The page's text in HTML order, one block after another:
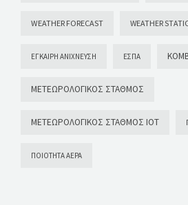
WEATHER FORECAST WEATHER
ΈΓΚΑΙΡΗ ΑΝΊΧΝΕΥΣΗ ΕΣΠΑ
ΜΕΤΕΩΡΟΛΟΓΙΚΌΣ ΣΤΑΘΜΌΣ
ΜΕΤΕΩΡΟΛΟΓΙΚΌΣ ΣΤΑΘΜΌΣ ΙΟΤ
ΠΟΙΌΤΗΤΑ ΑΈΡΑ